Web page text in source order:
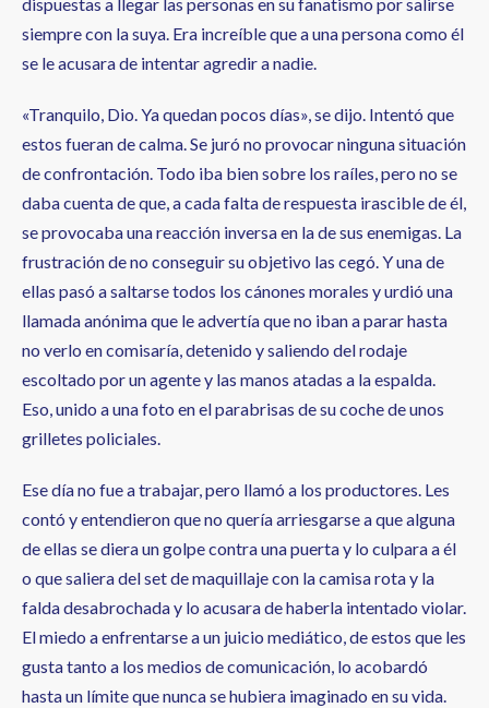
dispuestas a llegar las personas en su fanatismo por salirse
siempre con la suya. Era increíble que a una persona como él
se le acusara de intentar agredir a nadie.
«Tranquilo, Dio. Ya quedan pocos días», se dijo. Intentó que
estos fueran de calma. Se juró no provocar ninguna situación
de confrontación. Todo iba bien sobre los raíles, pero no se
daba cuenta de que, a cada falta de respuesta irascible de él,
se provocaba una reacción inversa en la de sus enemigas. La
frustración de no conseguir su objetivo las cegó. Y una de
ellas pasó a saltarse todos los cánones morales y urdió una
llamada anónima que le advertía que no iban a parar hasta
no verlo en comisaría, detenido y saliendo del rodaje
escoltado por un agente y las manos atadas a la espalda.
Eso, unido a una foto en el parabrisas de su coche de unos
grilletes policiales.
Ese día no fue a trabajar, pero llamó a los productores. Les
contó y entendieron que no quería arriesgarse a que alguna
de ellas se diera un golpe contra una puerta y lo culpara a él
o que saliera del set de maquillaje con la camisa rota y la
falda desabrochada y lo acusara de haberla intentado violar.
El miedo a enfrentarse a un juicio mediático, de estos que les
gusta tanto a los medios de comunicación, lo acobardó
hasta un límite que nunca se hubiera imaginado en su vida.